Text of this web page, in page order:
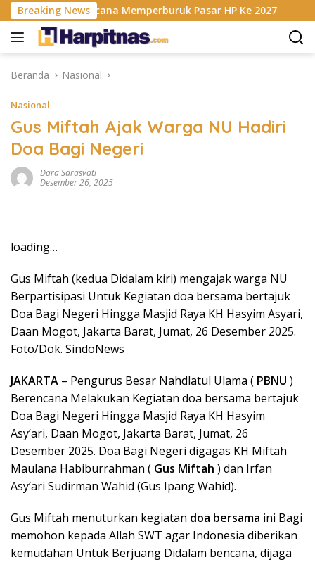
Langsung
ke
konten
Breaking News
RAM Berencana Memperburuk Pasar HP Ke 2027
Beranda Nasional
Nasional
Gus Miftah Ajak Warga NU Hadiri
Doa Bagi Negeri
Dara Sarasvati
Desember 26, 2025
loading…
Gus Miftah (kedua Didalam kiri) mengajak warga NU
Berpartisipasi Untuk Kegiatan doa bersama bertajuk
Doa Bagi Negeri Hingga Masjid Raya KH Hasyim Asyari,
Daan Mogot, Jakarta Barat, Jumat, 26 Desember 2025.
Foto/Dok. SindoNews
JAKARTA – Pengurus Besar Nahdlatul Ulama ( PBNU )
Berencana Melakukan Kegiatan doa bersama bertajuk
Doa Bagi Negeri Hingga Masjid Raya KH Hasyim
Asy’ari, Daan Mogot, Jakarta Barat, Jumat, 26
Desember 2025. Doa Bagi Negeri digagas KH Miftah
Maulana Habiburrahman ( Gus Miftah ) dan Irfan
Asy’ari Sudirman Wahid (Gus Ipang Wahid).
Gus Miftah menuturkan kegiatan doa bersama ini Bagi
memohon kepada Allah SWT agar Indonesia diberikan
kemudahan Untuk Berjuang Didalam bencana, dijaga